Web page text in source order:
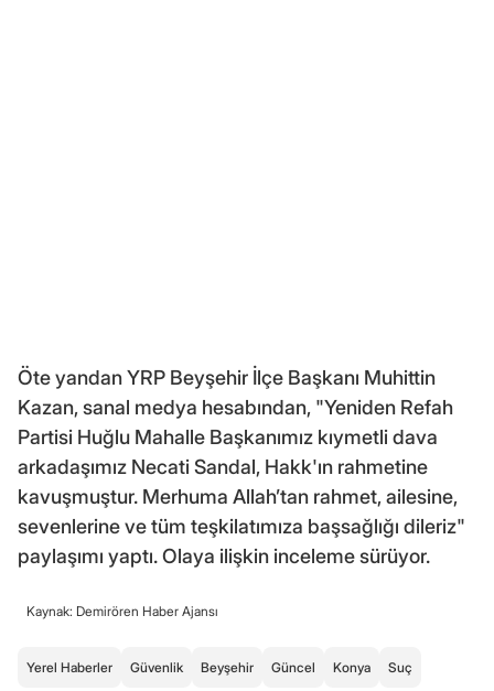
Öte yandan YRP Beyşehir İlçe Başkanı Muhittin
Kazan, sanal medya hesabından, "Yeniden Refah
Partisi Huğlu Mahalle Başkanımız kıymetli dava
arkadaşımız Necati Sandal, Hakk'ın rahmetine
kavuşmuştur. Merhuma Allah’tan rahmet, ailesine,
sevenlerine ve tüm teşkilatımıza başsağlığı dileriz"
paylaşımı yaptı. Olaya ilişkin inceleme sürüyor.
Kaynak: Demirören Haber Ajansı
Yerel Haberler Güvenlik Beyşehir Güncel Konya Suç